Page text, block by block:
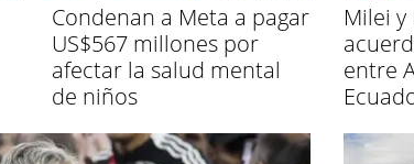
Condenan a Meta a pagar
US$567 millones por
afectar la salud mental
de niños
Milei
entre